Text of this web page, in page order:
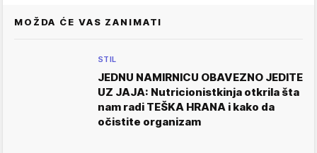
MOŽDA ĆE VAS ZANIMATI
STIL
JEDNU NAMIRNICU OBAVEZNO JEDITE
UZ JAJA: Nutricionistkinja otkrila šta
nam radi TEŠKA HRANA i kako da
očistite organizam